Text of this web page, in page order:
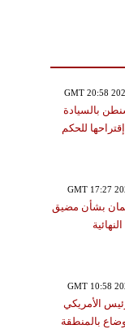
بالسيادة
للحكم
بشأن مضيق
الأمريكي
بالمنطقة